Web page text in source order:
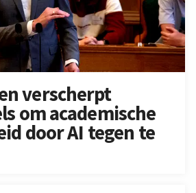
verscherpt
om academische
door AI tegen te